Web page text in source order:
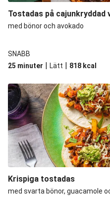
Tostadas på cajunkryddad
med bönor och avokado
SNABB
25 minuter | Lätt | 818 kcal
Krispiga tostadas
med svarta bönor, guacamole